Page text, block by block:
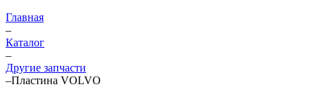
Главная
–
Каталог
–
Другие запчасти
–Пластина VOLVO